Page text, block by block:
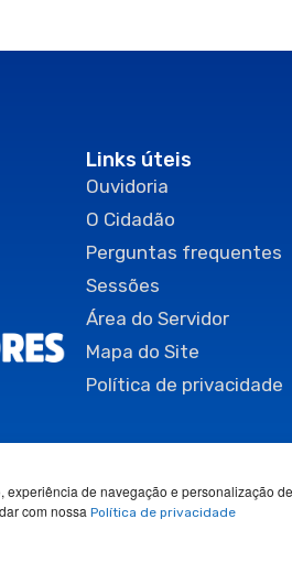
de navegação e personalização
com nossa Política de privacidade
Links úteis
Ouvidoria
O Cidadão
Perguntas frequentes
Sessões
Área do Servidor
Mapa do Site
Política de privacidade